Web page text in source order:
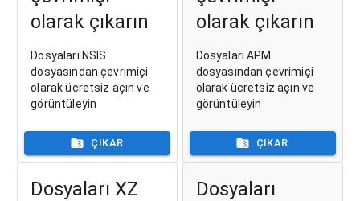
olarak çıkarın
Dosyaları NSIS
dosyasından çevrimiçi
olarak ücretsiz açın ve
görüntüleyin
ÇIKAR
olarak çıkarın
Dosyaları APM
dosyasından çevrimiçi
olarak ücretsiz açın ve
görüntüleyin
ÇIKAR
Dosyaları XZ
Dosyaları